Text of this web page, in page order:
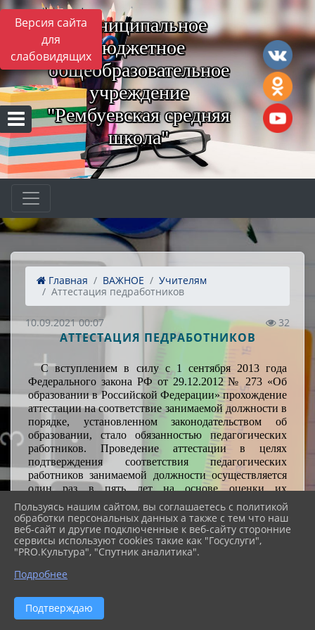
Версия сайта
для
слабовидящих
Муниципальное
бюджетное
общеобразовательное
учреждение
"Рембуевская средняя
школа"
Главная ВАЖНОЕ
Учителям
Аттестация педработников
10.09.2021 00:07 32
АТТЕСТАЦИЯ ПЕДРАБОТНИКОВ
С вступлением в силу с 1 сентября 2013 года
Федерального закона РФ от 29.12.2012 № 273 «Об
образовании в Российской Федерации» прохождение
аттестации на соответствие занимаемой должности в
порядке, установленном законодательством об
образовании, стало обязанностью педагогических
работников. Проведение аттестации в целях
подтверждения соответствия педагогических
работников занимаемой должности осуществляется
один раз в пять лет на основе оценки их
профессиональной деятельности аттестационными
комиссиями, самостоятельно формируемыми
организациями, осуществляющими образовательную
деятельность.
квалификационной категории по желанию
осуществляющих образовательную деятельность и
находящихся в ведении субъекта Российской
Пользуясь нашим сайтом, вы соглашаетесь с политикой
обработки персональных данных а также с тем что наш
веб-сайт и другие подключенные к веб-сайту сторонние
сервисы используют cookies такие как "Госуслуги",
"PRO.Культура", "Спутник аналитика".
Подробнее
Подтверждаю